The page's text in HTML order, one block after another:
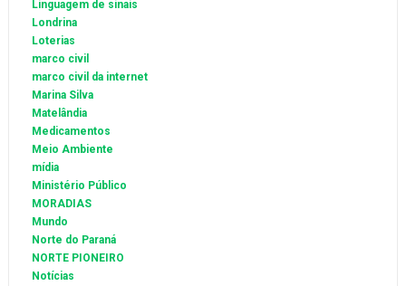
Linguagem de sinais
Londrina
Loterias
marco civil
marco civil da internet
Marina Silva
Matelândia
Medicamentos
Meio Ambiente
mídia
Ministério Público
MORADIAS
Mundo
Norte do Paraná
NORTE PIONEIRO
Notícias